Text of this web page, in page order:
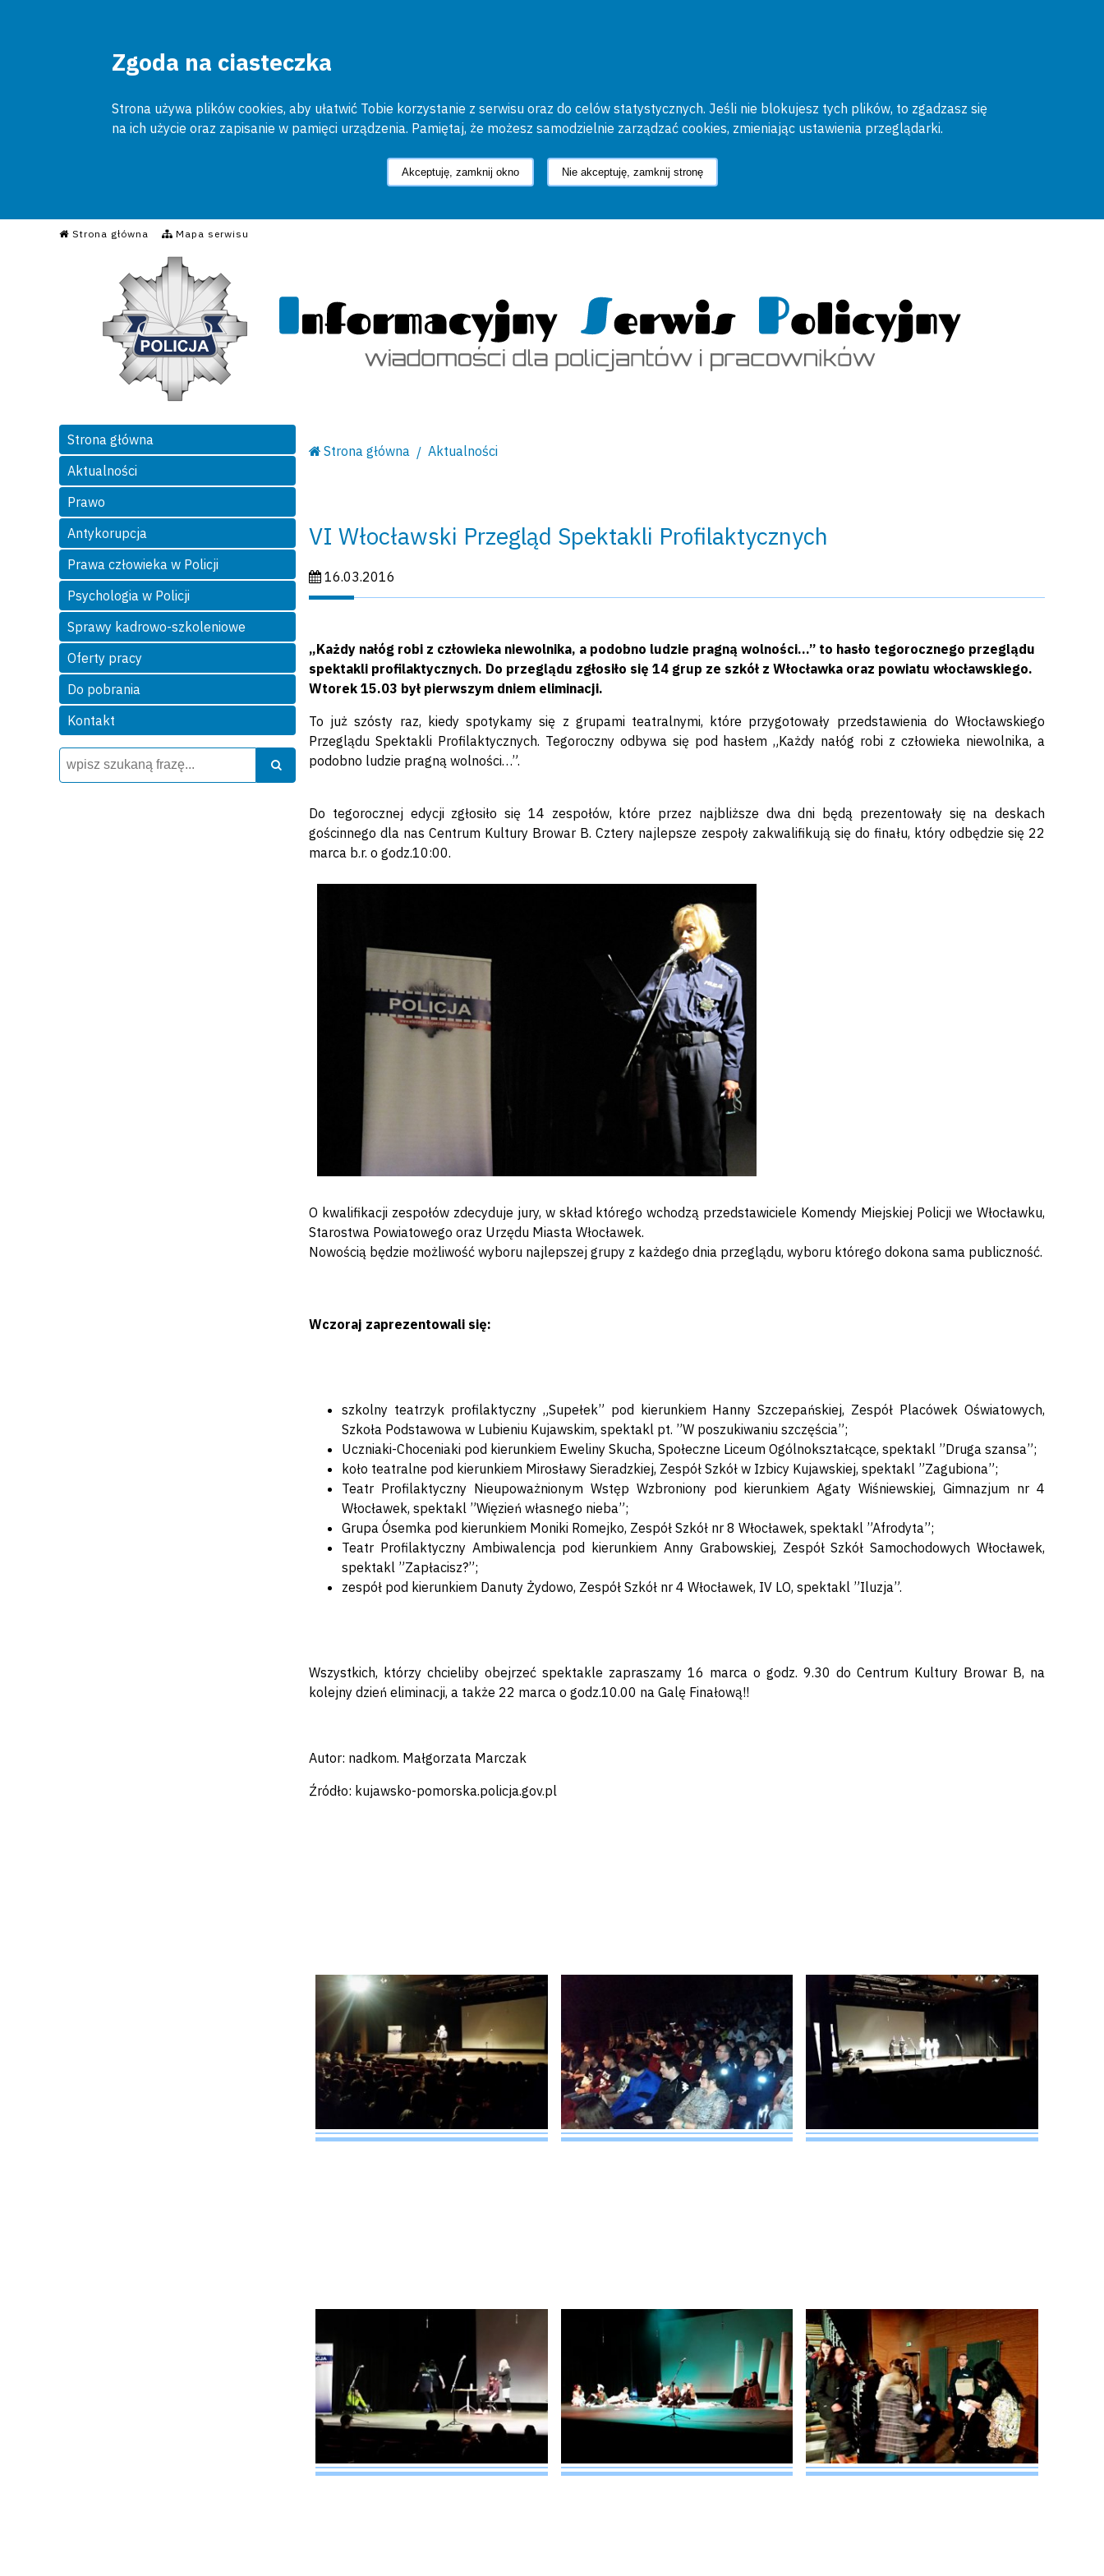
Zgoda na ciasteczka
Strona używa plików cookies, aby ułatwić Tobie korzystanie z serwisu oraz do celów statystycznych. Jeśli nie blokujesz tych plików, to zgadzasz się
na ich użycie oraz zapisanie w pamięci urządzenia. Pamiętaj, że możesz samodzielnie zarządzać cookies, zmieniając ustawienia przeglądarki.
Akceptuję, zamknij okno Nie akceptuję, zamknij stronę
Strona główna Mapa serwisu
Informacyjny Serwis Policyjny
Strona główna
Aktualności
Prawo
Antykorupcja
Prawa człowieka w Policji
Psychologia w Policji
Sprawy kadrowo-szkoleniowe
Oferty pracy
Do pobrania
Kontakt
Wyszukiwarka
Szukaj Szukaj
Strona główna Aktualności
VI Włocławski Przegląd Spektakli Profilaktycznych
Data publikacji:
16.03.2016
„Każdy nałóg robi z człowieka niewolnika, a podobno ludzie pragną wolności…” to hasło tegorocznego przeglądu
spektakli profilaktycznych. Do przeglądu zgłosiło się 14 grup ze szkół z Włocławka oraz powiatu włocławskiego.
Wtorek 15.03 był pierwszym dniem eliminacji.
To już szósty raz, kiedy spotykamy się z grupami teatralnymi, które przygotowały przedstawienia do Włocławskiego
Przeglądu Spektakli Profilaktycznych. Tegoroczny odbywa się pod hasłem „Każdy nałóg robi z człowieka niewolnika, a
podobno ludzie pragną wolności…”.
Do tegorocznej edycji zgłosiło się 14 zespołów, które przez najbliższe dwa dni będą prezentowały się na deskach
gościnnego dla nas Centrum Kultury Browar B. Cztery najlepsze zespoły zakwalifikują się do finału, który odbędzie się 22
marca b.r. o godz.10:00.
O kwalifikacji zespołów zdecyduje jury, w skład którego wchodzą przedstawiciele Komendy Miejskiej Policji we Włocławku,
Starostwa Powiatowego oraz Urzędu Miasta Włocławek.
Nowością będzie możliwość wyboru najlepszej grupy z każdego dnia przeglądu, wyboru którego dokona sama publiczność.
Wczoraj zaprezentowali się:
szkolny teatrzyk profilaktyczny „Supełek” pod kierunkiem Hanny Szczepańskiej, Zespół Placówek Oświatowych,
Szkoła Podstawowa w Lubieniu Kujawskim, spektakl pt. ”W poszukiwaniu szczęścia”;
Uczniaki-Choceniaki pod kierunkiem Eweliny Skucha, Społeczne Liceum Ogólnokształcące, spektakl ”Druga szansa”;
koło teatralne pod kierunkiem Mirosławy Sieradzkiej, Zespół Szkół w Izbicy Kujawskiej, spektakl ”Zagubiona”;
Teatr Profilaktyczny Nieupoważnionym Wstęp Wzbroniony pod kierunkiem Agaty Wiśniewskiej, Gimnazjum nr 4
Włocławek, spektakl ”Więzień własnego nieba”;
Grupa Ósemka pod kierunkiem Moniki Romejko, Zespół Szkół nr 8 Włocławek, spektakl ”Afrodyta”;
Teatr Profilaktyczny Ambiwalencja pod kierunkiem Anny Grabowskiej, Zespół Szkół Samochodowych Włocławek,
spektakl ”Zapłacisz?”;
zespół pod kierunkiem Danuty Żydowo, Zespół Szkół nr 4 Włocławek, IV LO, spektakl ”Iluzja”.
Wszystkich, którzy chcieliby obejrzeć spektakle zapraszamy 16 marca o godz. 9.30 do Centrum Kultury Browar B, na
kolejny dzień eliminacji, a także 22 marca o godz.10.00 na Galę Finałową!!
Autor: nadkom. Małgorzata Marczak
Źródło: kujawsko-pomorska.policja.gov.pl